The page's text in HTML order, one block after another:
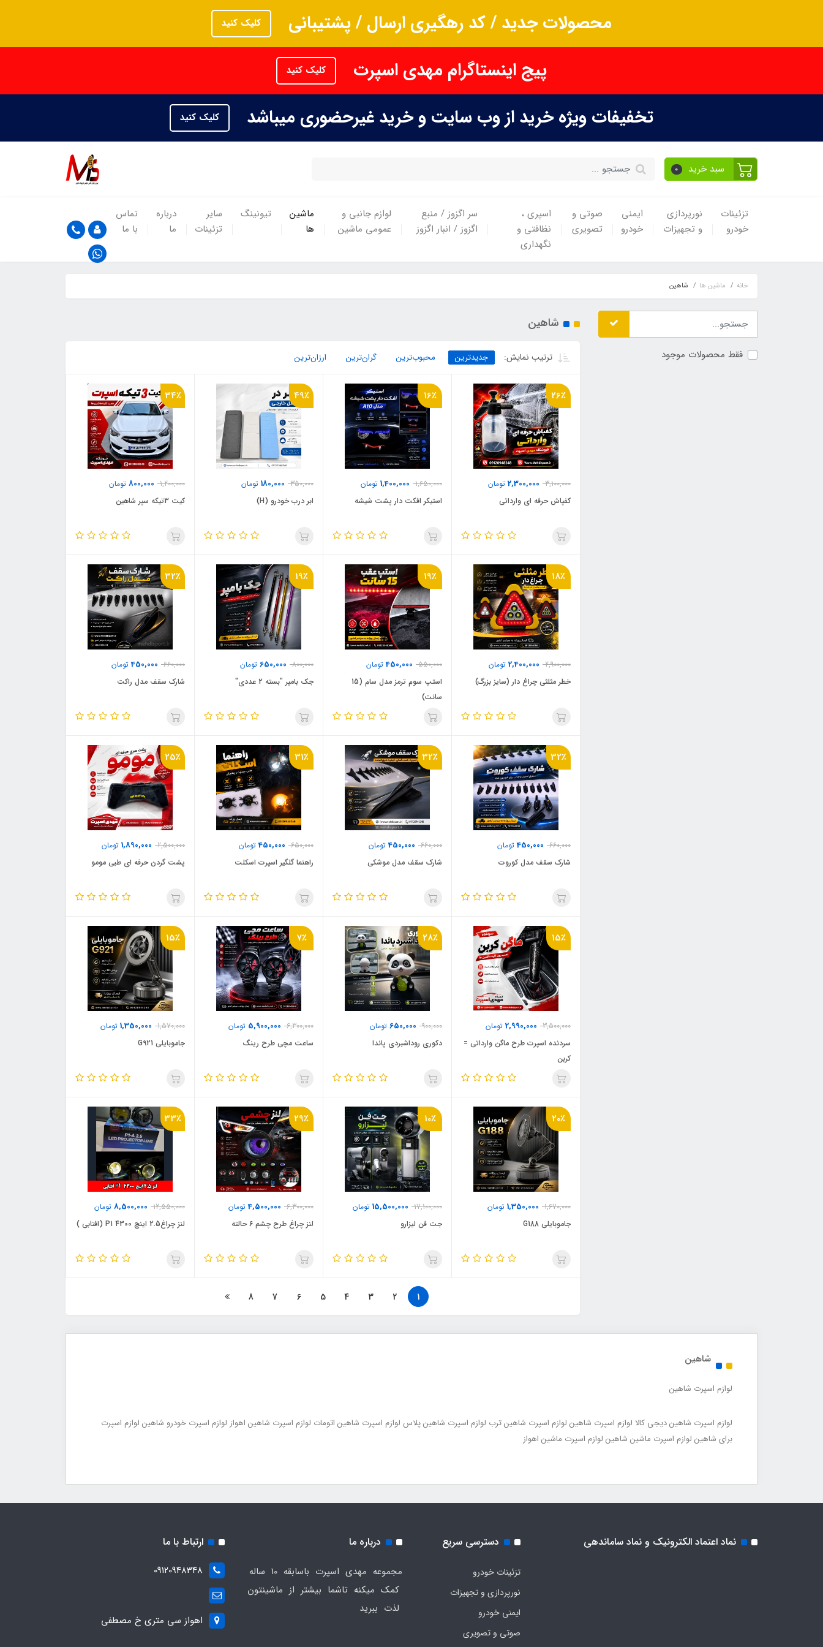
محصولات جدید / کد رهگیری ارسال / پشتیبانی کلیک کنید
پیج اینستاگرام مهدی اسپرت کلیک کنید
تخفیفات ویژه خرید از وب سایت و خرید غیرحضوری میباشد کلیک کنید
سبد خرید 0
تزئینات
خودرو
نورپردازی
و تجهیزات
ایمنی
خودرو
صوتی و
تصویری
اسپری ،
نظافتی و
نگهداری
سر اگزوز / منبع
اگزوز / انبار اگزوز
لوازم جانبی و
عمومی ماشین
ماشین
ها
تیونینگ
سایر
تزئینات
درباره
ما
تماس
با ما
خانه ماشین ها شاهین
فقط محصولات موجود
شاهین
ترتیب نمایش: جدیدترین محبوب‌ترین گران‌ترین ارزان‌ترین
26٪
3,100,000
2,300,000 تومان
کفپاش حرفه ای وارداتی
16٪
1,650,000
1,400,000 تومان
استیکر افکت دار پشت شیشه
49٪
350,000
180,000 تومان
ابر درب خودرو (H)
34٪
1,200,000
800,000 تومان
کیت 3تیکه سپر شاهین
18٪
2,900,000
2,400,000 تومان
خطر مثلثی چراغ دار (سایز بزرگ)
19٪
550,000
450,000تومان
استپ سوم ترمز مدل سام (15
سانت)
19٪
800,000
650,000 تومان
جک بامپر "بسته 2 عددی"
32٪
660,000
450,000تومان
شارک سقف مدل راکت
32٪
660,000
450,000تومان
شارک سقف مدل کوروت
32٪
660,000
450,000تومان
شارک سقف مدل موشکی
31٪
650,000
450,000تومان
راهنما گلگیر اسپرت اسکلت
25٪
2,500,000
1,890,000 تومان
پشت گردن حرفه ای طبی مومو
15٪
3,500,000
2,990,000 تومان
سردنده اسپرت طرح ماگن وارداتی =
کربن
28٪
900,000
650,000 تومان
دکوری روداشبردی پاندا
7٪
6,300,000
5,900,000 تومان
ساعت مچی طرح رینگ
15٪
1,570,000
1,350,000 تومان
جاموبایلی G921
20٪
1,670,000
1,350,000 تومان
جاموبایلی G188
10٪
17,100,000
15,500,000 تومان
جت فن لیزارو
29٪
6,300,000
4,500,000تومان
لنز چراغ طرح چشم 6 حالته
33٪
12,550,000
8,500,000 تومان
لنز چراغ2.5 اینچ 4300 P1 (افتابی )
1
2
3
4
5
6
7
8
شاهین
لوازم اسپرت شاهین
لوازم اسپرت شاهین دیجی کالا لوازم اسپرت شاهین لوازم اسپرت شاهین ترب لوازم اسپرت شاهین پلاس لوازم اسپرت شاهین اتومات لوازم اسپرت شاهین اهواز لوازم اسپرت خودرو شاهین لوازم اسپرت
برای شاهین لوازم اسپرت ماشین شاهین لوازم اسپرت ماشین اهواز
نماد اعتماد الکترونیک و نماد ساماندهی دسترسی سریع
تزئینات خودرو
نورپردازی و تجهیزات
ایمنی خودرو
صوتی و تصویری
درباره ما
مجموعه مهدی اسپرت باسابقه 10 ساله
کمک میکنه تاشما بیشتر از ماشینتون
لذت ببرید
ارتباط با ما
09120948348
اهواز سی متری خ مصطفی